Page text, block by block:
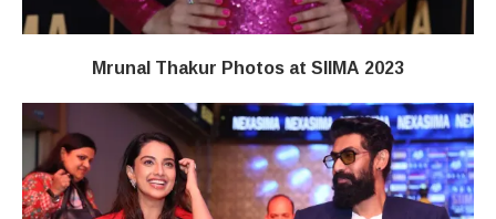
Mrunal Thakur Photos at SIIMA 2023